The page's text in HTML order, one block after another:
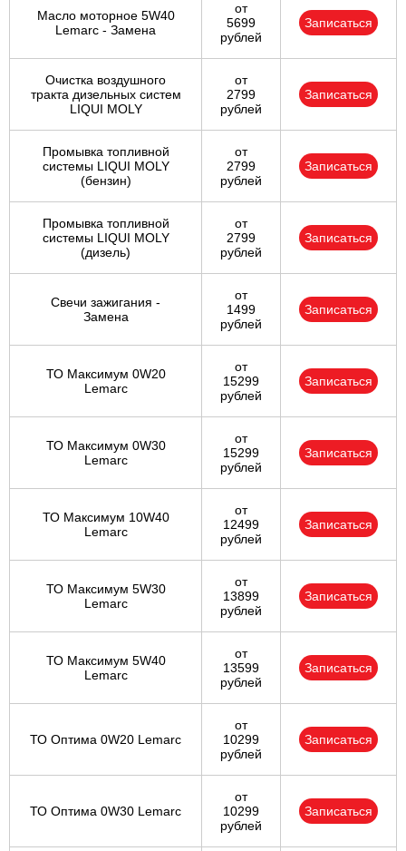
Масло моторное 5W40
Lemarc - Замена
от
5699
рублей
Записаться
Очистка воздушного
тракта дизельных систем
LIQUI MOLY
от
2799
рублей
Записаться
Промывка топливной
системы LIQUI MOLY
(бензин)
от
2799
рублей
Записаться
Промывка топливной
системы LIQUI MOLY
(дизель)
от
2799
рублей
Записаться
Свечи зажигания -
Замена
от
1499
рублей
Записаться
ТО Максимум 0W20
Lemarc
от
15299
рублей
Записаться
ТО Максимум 0W30
Lemarc
от
15299
рублей
Записаться
ТО Максимум 10W40
Lemarc
от
12499
рублей
Записаться
ТО Максимум 5W30
Lemarc
от
13899
рублей
Записаться
ТО Максимум 5W40
Lemarc
от
13599
рублей
Записаться
ТО Оптима 0W20 Lemarc
от
10299
рублей
Записаться
ТО Оптима 0W30 Lemarc
от
10299
рублей
Записаться